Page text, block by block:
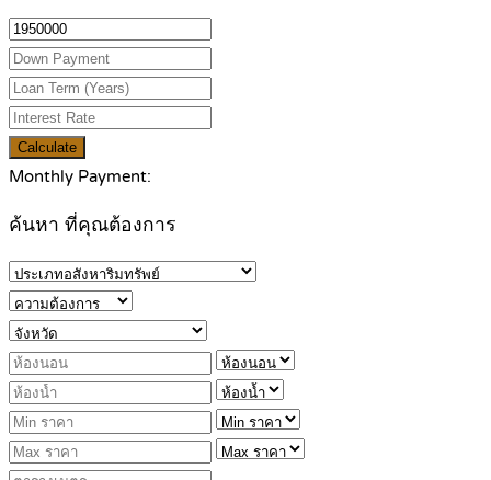
Calculate
Monthly Payment:
ค้นหา ที่คุณต้องการ